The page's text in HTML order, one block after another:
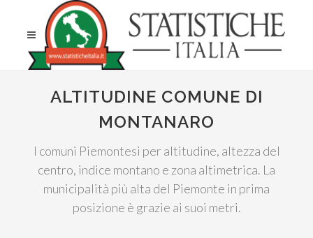
ALTITUDINE COMUNE DI
MONTANARO
I comuni Piemontesi per altitudine, altezza del
centro, indice montano e zona altimetrica. La
municipalità più alta del Piemonte in prima
posizione è grazie ai suoi metri.